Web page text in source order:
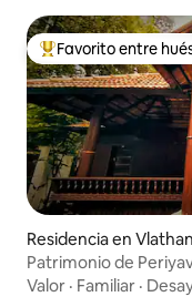
De los mejores en
Favorito entre
Residencia en
Patrimonio de
Valor · Familiar ·